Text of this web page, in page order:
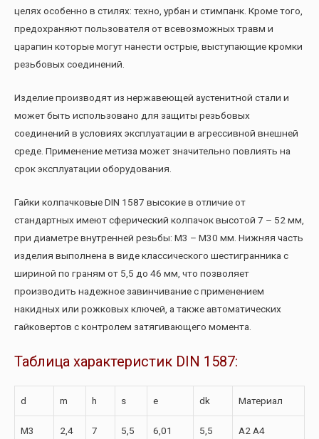
целях особенно в стилях: техно, урбан и стимпанк. Кроме того,
предохраняют пользователя от всевозможных травм и
царапин которые могут нанести острые, выступающие кромки
резьбовых соединений.
Изделие производят из нержавеющей аустенитной стали и
может быть использовано для защиты резьбовых
соединений в условиях эксплуатации в агрессивной внешней
среде. Применение метиза может значительно повлиять на
срок эксплуатации оборудования.
Гайки колпачковые DIN 1587 высокие в отличие от
стандартных имеют сферический колпачок высотой 7 – 52 мм,
при диаметре внутренней резьбы: М3 – М30 мм. Нижняя часть
изделия выполнена в виде классического шестигранника с
шириной по граням от 5,5 до 46 мм, что позволяет
производить надежное завинчивание с применением
накидных или рожковых ключей, а также автоматических
гайковертов с контролем затягивающего момента.
Таблица характеристик DIN 1587:
d m h s e dk Материал
M3 2,4 7 5,5 6,01 5,5 A2 A4